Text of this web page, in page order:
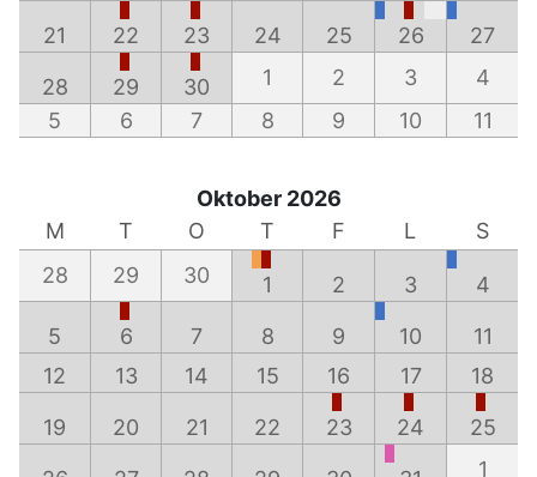
21 22 23 24 25 26 27
28 29 30 1 2 3
4
5
6 7 8 9 10 11
Oktober 2026
M
T O T F L
S
28
29 30 1 2 3 4
5 6 7 8 9 10
11
12
13 14 15 16 17 18
19 20 21 22 23 24 25
1